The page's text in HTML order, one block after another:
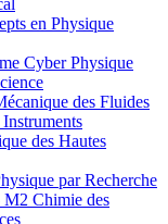
en Physique
Cyber Physique
des Fluides
des Hautes
par Recherche
Chimie des